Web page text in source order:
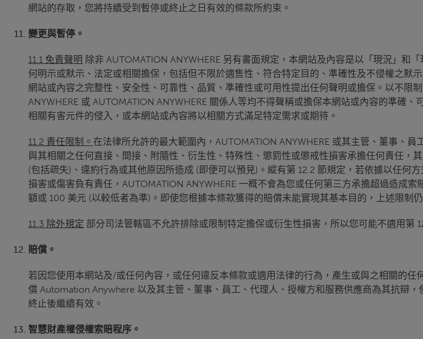
網站的存取，您將持續受到暫停或終止之日有效的條款所約束。
變更與暫停。
11.1 免責聲明 除非 AUTOMATION ANYWHERE 另有書面規定，本網站及內容是以「現況」和
何明示或默示、法定或相關擔保，包括但不限於適售性、符合特定目的、準確性及不侵權之默
網站或內容之完整性、安全性、可靠性、品質、準確性或可用性提出任何聲明或擔保。以不限
ANYWHERE 或 AUTOMATION ANYWHERE 關係人等均不得聲稱或擔保本網站或內容的準確
相關有害元件的侵入，或本網站或內容將以相關方式滿足特定需求或期待。
11.2 責任限制。 在法律所允許的最大範圍內，AUTOMATION ANYWHERE 或其主管、董事、
與其相關之任何直接、間接、附隨性、衍生性、特殊性、懲罰性或懲戒性損害承擔任何責任
(包括疏失)、違約行為或其他原因所造成 (即便可以預見)。縱有第 12.2 節規定，若依據以任何
損害或傷害負有責任，AUTOMATION ANYWHERE 一概不會為您或任何第三方承擔超過造成
額或 100 美元 (以較低者為準)。即使您根據本條款獲得的賠償未能實現其基本目的，上述限制
11.3 除外規定 部分司法管轄區不允許排除或限制特定擔保或衍生性損害，所以您可能不適用第
賠償。
若因您使用本網站及/或任何內容，或任何違反本條款或適用法律的行為，產生或與之相關的
償 Automation Anywhere 以及其主管、董事、員工、代理人、授權方和服務供應商為其抗辯
終止後繼續有效。
智慧財產權侵權索賠程序。